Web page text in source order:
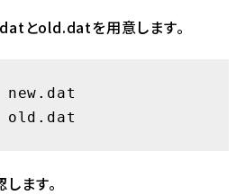
とold.datを用意します。
new.dat
old.dat
ます。